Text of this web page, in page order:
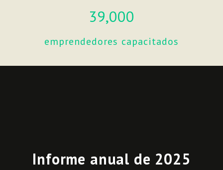
39,000
emprendedores capacitados
Informe anual de 2025